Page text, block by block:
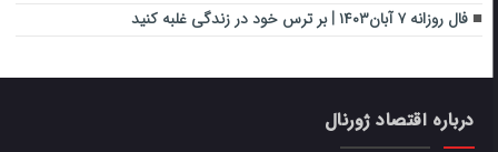
فال روزانه ۷ آبان۱۴۰۳ | بر ترس خود در زندگی غلبه کنید
درباره اقتصاد ژورنال